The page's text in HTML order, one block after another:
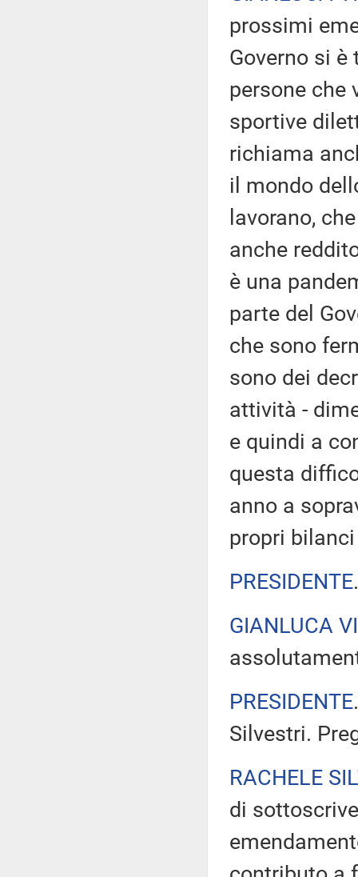
prossimi
Governo si
persone che
sportive
richiama
il mondo
lavorano,
anche
è una
parte del
che sono
sono dei
attività -
e quindi a
questa
anno a
propri
PRESIDENTE
GIANLUCA
PRESIDENTE
Silvestri.
RACHELE
di